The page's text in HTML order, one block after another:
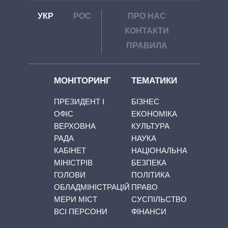
УКР РОС
ПРО НАС
КОНТАКТИ
ПРАВИЛА
МОНІТОРИНГ
ПРЕЗИДЕНТ І
ОФІС
ВЕРХОВНА
РАДА
КАБІНЕТ
МІНІСТРІВ
ГОЛОВИ
ОБЛАДМІНІСТРАЦІЙ
МЕРИ МІСТ
ВСІ ПЕРСОНИ
ТЕМАТИКИ
БІЗНЕС
ЕКОНОМІКА
КУЛЬТУРА
НАУКА
НАЦІОНАЛЬНА
БЕЗПЕКА
ПОЛІТИКА
ПРАВО
СУСПІЛЬСТВО
ФІНАНСИ